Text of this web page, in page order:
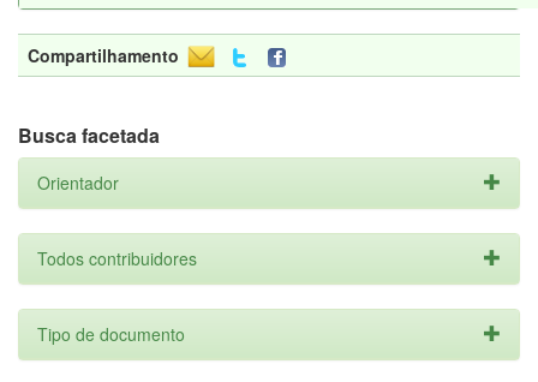
Compartilhamento
Busca facetada
Orientador
Todos contribuidores
Tipo de documento